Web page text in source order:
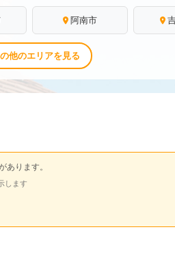
阿南市
他のエリアを見る
あります。
します